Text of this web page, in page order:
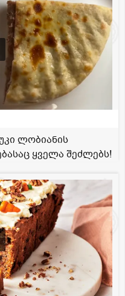
ლობიანის
ყველა შეძლებს!